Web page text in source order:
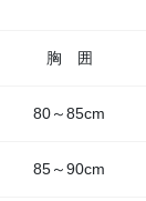
胸 囲
80～85cm
85～90cm